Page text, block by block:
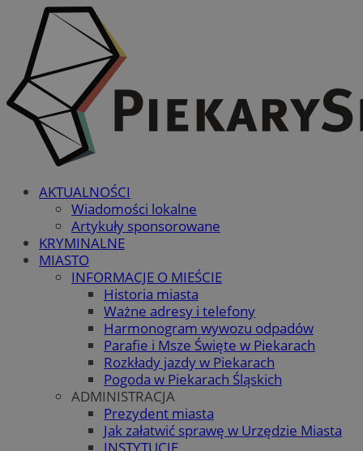
AKTUALNOŚCI
Wiadomości lokalne
Artykuły sponsorowane
KRYMINALNE
MIASTO
INFORMACJE O MIEŚCIE
Historia miasta
Ważne adresy i telefony
Harmonogram wywozu odpadów
Parafie i Msze Święte w Piekarach
Rozkłady jazdy w Piekarach
Pogoda w Piekarach Śląskich
ADMINISTRACJA
Prezydent miasta
Jak załatwić sprawę w Urzędzie Miasta